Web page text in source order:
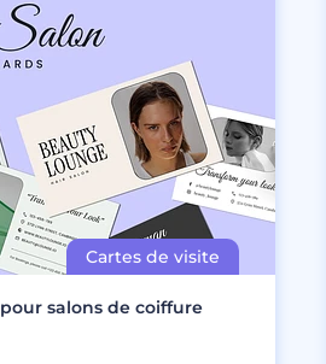
salons de coiffure